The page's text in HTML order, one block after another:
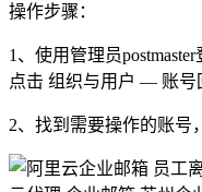
操作步骤：
1、使用管理员postmaster
点击 组织与用户 — 账号
2、找到需要操作的账号